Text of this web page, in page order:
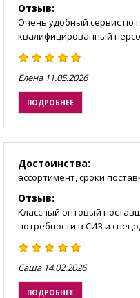
Отзыв:
Очень удобный сервис по
квалифицированный
Елена 11.05.2026
ПОДРОБНЕЕ
Достоинства:
ассортимент, сроки
Отзыв:
Классный оптовый
потребности в СИЗ и
Саша 14.02.2026
ПОДРОБНЕЕ